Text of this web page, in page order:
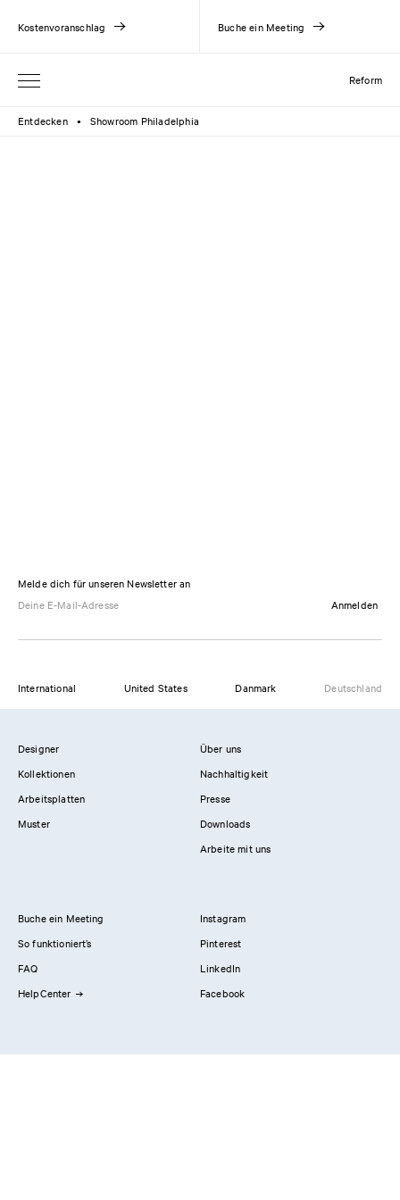
Reform
Kostenvoranschlag Buche ein Meeting
Entdecken ● Showroom Philadelphia
Melde dich für unseren Newsletter an
Anmelden
International United States Danmark Deutschland
Designer
Kollektionen
Arbeitsplatten
Muster
Über uns
Nachhaltigkeit
Presse
Downloads
Arbeite mit uns
Buche ein Meeting
So funktioniert’s
FAQ
HelpCenter
Instagram
Pinterest
LinkedIn
Facebook